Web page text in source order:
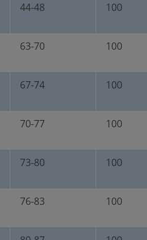
44-48 100
63-70 100
67-74 100
70-77 100
73-80 100
76-83 100